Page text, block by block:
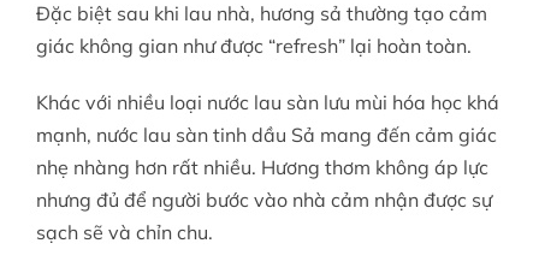
Đặc biệt sau khi lau nhà, hương sả thường tạo cảm
giác không gian như được “refresh” lại hoàn toàn.
Khác với nhiều loại nước lau sàn lưu mùi hóa học khá
mạnh, nước lau sàn tinh dầu Sả mang đến cảm giác
nhẹ nhàng hơn rất nhiều. Hương thơm không áp lực
nhưng đủ để người bước vào nhà cảm nhận được sự
sạch sẽ và chỉn chu.